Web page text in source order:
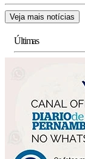
Veja mais notícias
Últimas